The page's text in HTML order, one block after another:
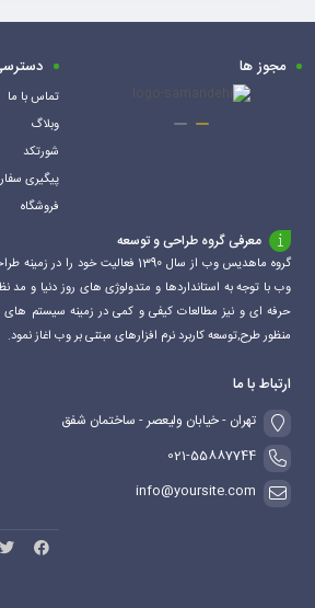
مجوز ها
تماس با ما
وبلاگ
شورتکد
پیگیری
فروشگاه
معرفی گروه طراحی و توسعه
گروه ماهدیس وب از سال 1390 فعالیت
وب با توجه به استانداردها و متدولوژی های روز دنیا و مد
حرفه ای و نیز مطالعات کیفی و کمی در زمینه سیستم
منظور طرح,توسعه کاربرد نرم افزارهای مبتنی بر وب اغاز نمود.
ارتباط با ما
تهران - خیابان ولیعصر - ساختمان شفق
021-55887744
info@yoursite.com